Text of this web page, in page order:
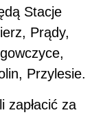
Stacje
Prądy,
Przylesie.
zapłacić za